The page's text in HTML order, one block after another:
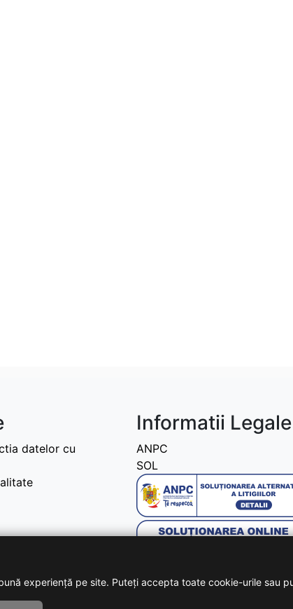
datelor cu
Informatii Legale
ANPC
SOL
experiență pe site. Puteți accepta toate cookie-urile sau